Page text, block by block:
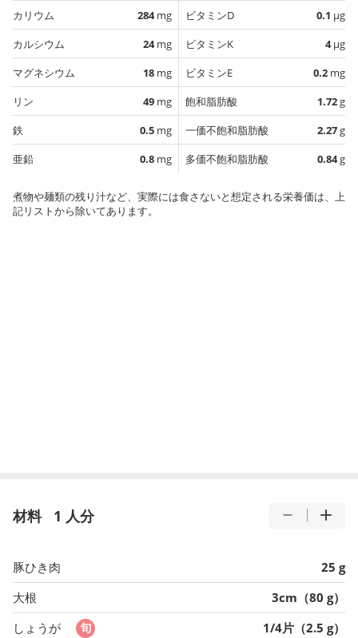
カリウム
284mg
カルシウム
24mg
マグネシウム
18 mg
リン
49 mg
鉄
0.5 mg
亜鉛
0.8 mg
ビタミンD
0.1 µg
ビタミンK
4µg
ビタミンE
0.2 mg
飽和脂肪酸
1.72g
一価不飽和脂肪酸
2.27g
多価不飽和脂肪酸
0.84g
煮物や麺類の残り汁など、実際には食さないと想定される栄養価は、上
記リストから除いてあります。
材料 1 人分
豚ひき肉
25 g
大根
3cm（80 g）
しょうが
1/4片（2.5 g）